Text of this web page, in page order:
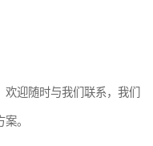
迎随时与我们联系，我们
。